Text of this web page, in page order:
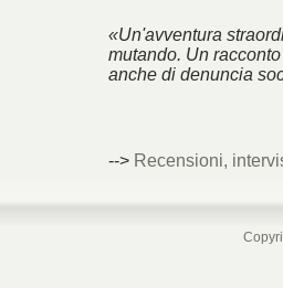
«Un'avventura
mutando. Un
anche di denuncia
--> Recensioni,